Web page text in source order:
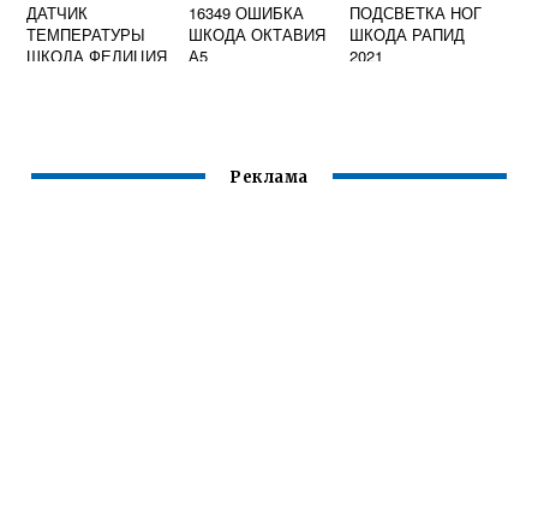
ДАТЧИК
ТЕМПЕРАТУРЫ
ШКОДА ФЕЛИЦИЯ
16349 ОШИБКА
ШКОДА ОКТАВИЯ
А5
ПОДСВЕТКА НОГ
ШКОДА РАПИД
2021
Реклама